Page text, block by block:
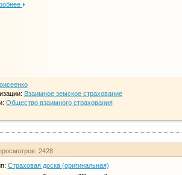
Взаимное земское страхование
Общество взаимного страхования
2428
Страховая доска (оригинальная)